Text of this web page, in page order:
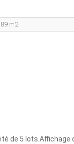
89 m2
de 5 lots.Affichage